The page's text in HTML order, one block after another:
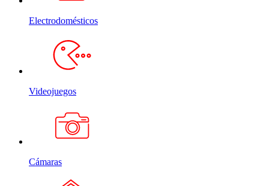
Electrodomésticos
Videojuegos
Cámaras